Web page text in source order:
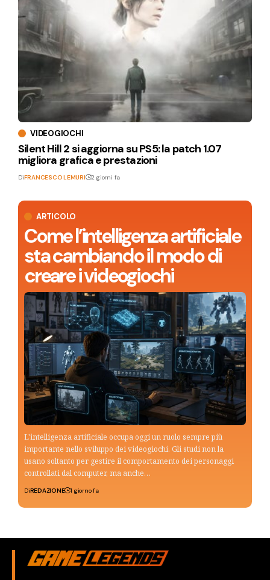
ARTICOLO
Come l’intelligenza artificiale
sta cambiando il modo di
creare i videogiochi
L'intelligenza artificiale occupa oggi un ruolo sempre più
importante nello sviluppo dei videogiochi. Gli studi non la
usano soltanto per gestire il comportamento dei personaggi
controllati dal computer, ma anche…
DiREDAZIONE 1 giorno fa
VIDEOGIOCHI
Silent Hill 2 si aggiorna su PS5: la patch 1.07
migliora grafica e prestazioni
DiFRANCESCO LEMURI 2 giorni fa